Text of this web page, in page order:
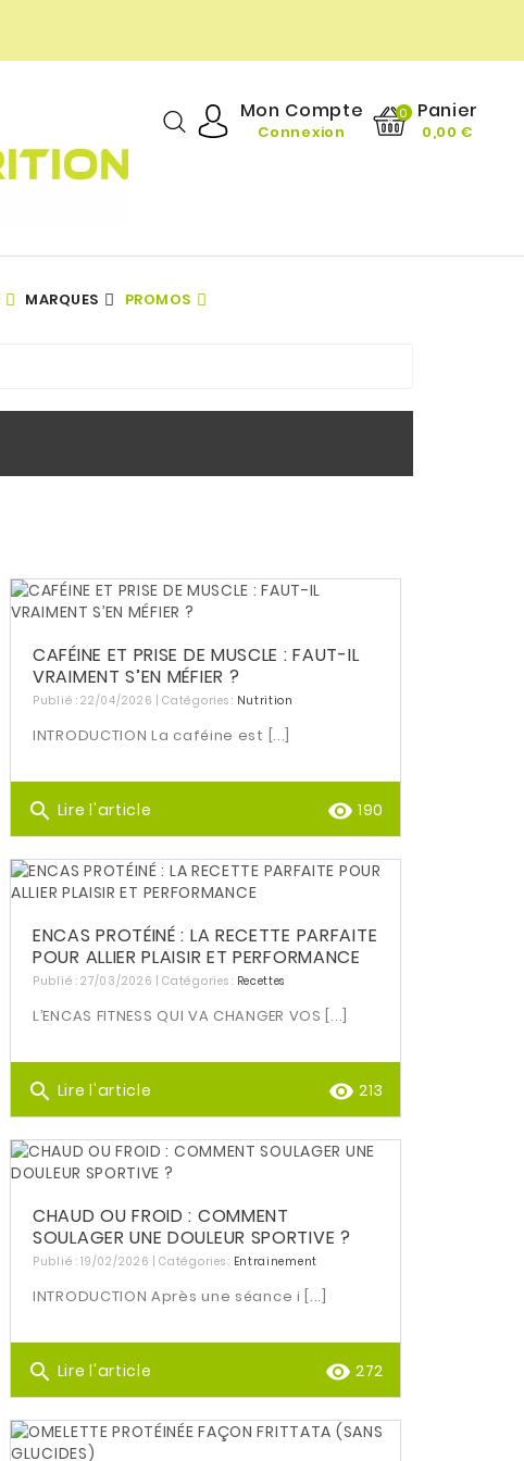
Mon Compte
Connexion
0 Panier
0,00 €
MARQUES PROMOS
CAFÉINE ET PRISE DE MUSCLE : FAUT-IL
VRAIMENT S’EN MÉFIER ?
Publié : 22/04/2026 | Catégories : Nutrition
INTRODUCTION La caféine est [...]
search Lire l'article remove_red_eye 190
ENCAS PROTÉINÉ : LA RECETTE PARFAITE
POUR ALLIER PLAISIR ET PERFORMANCE
Publié : 27/03/2026 | Catégories : Recettes
L’ENCAS FITNESS QUI VA CHANGER VOS [...]
search Lire l'article remove_red_eye 213
CHAUD OU FROID : COMMENT
SOULAGER UNE DOULEUR SPORTIVE ?
Publié : 19/02/2026 | Catégories : Entrainement
INTRODUCTION Après une séance i [...]
search Lire l'article remove_red_eye 272